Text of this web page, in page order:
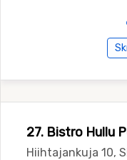
27. Bistro Hullu
Hiihtajankuja 10,